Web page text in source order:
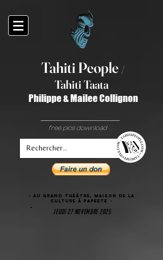
Tahiti People /
Tahiti Taata
Philippe & Mailee Collignon
free pics download
- au grand théâtre, maison de la
Culture à Papeete -
jeudi 27 novembre 2025